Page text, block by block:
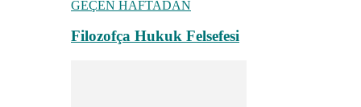
GEÇEN HAFTADAN
Filozofça Hukuk Felsefesi